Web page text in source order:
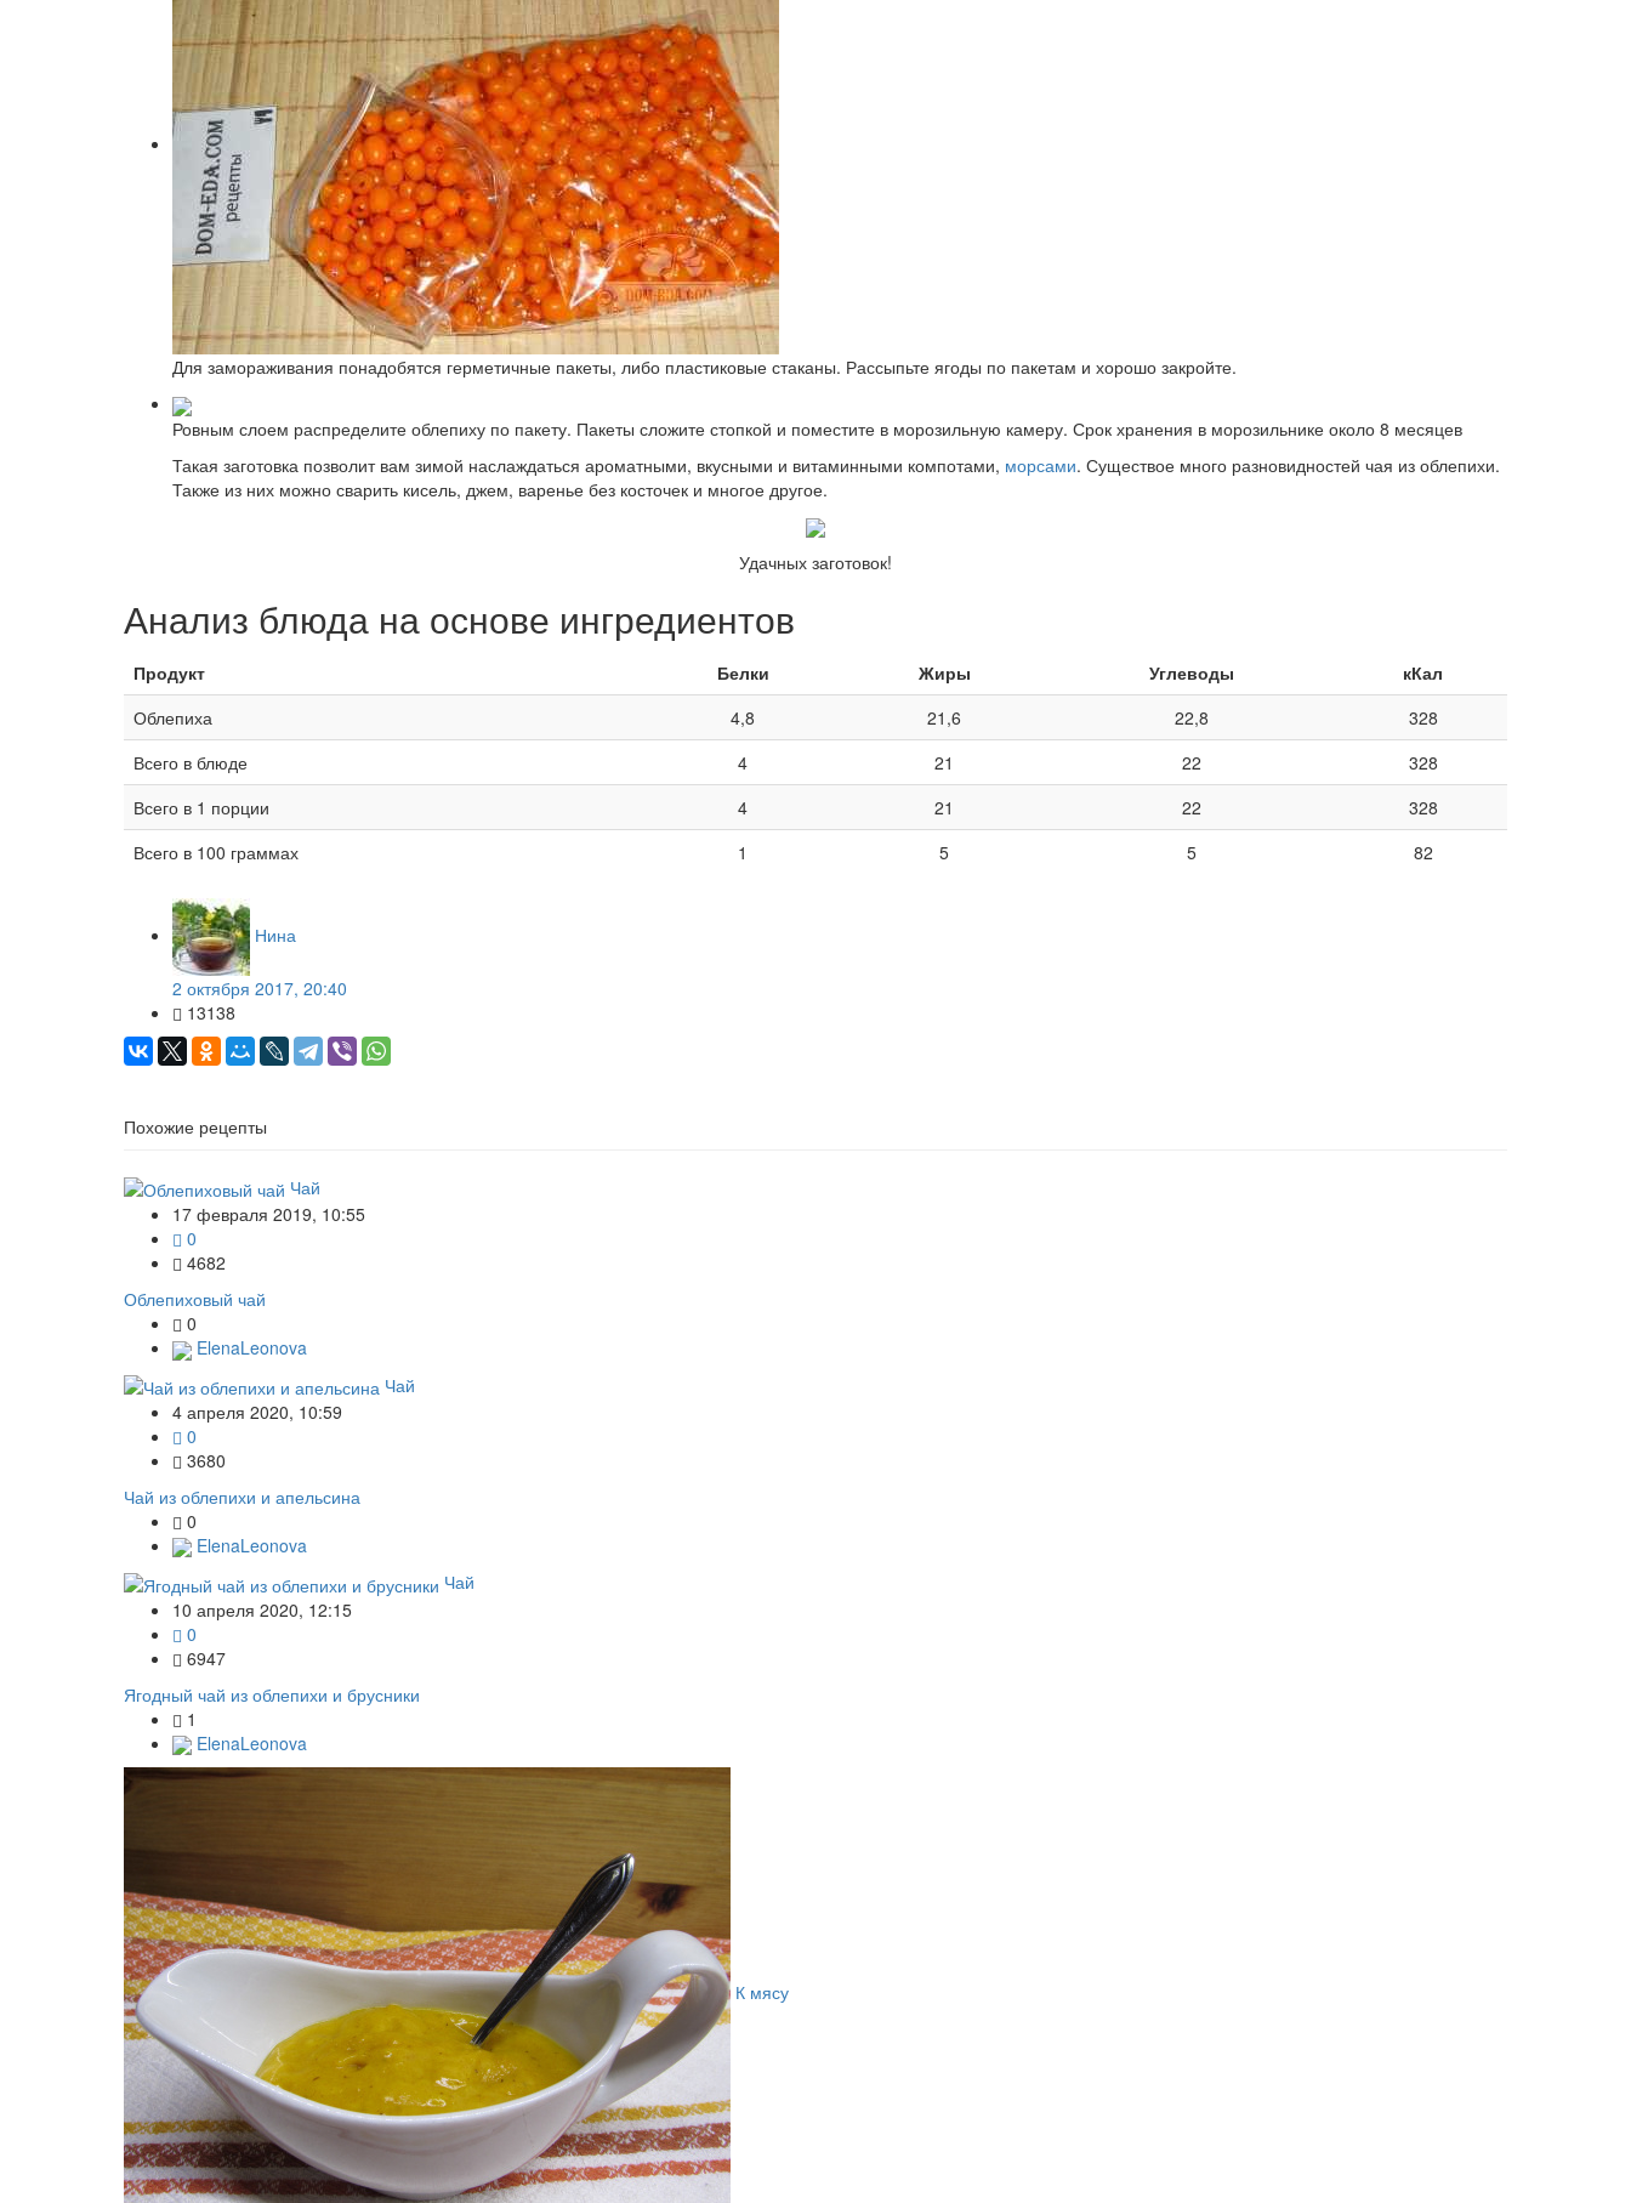
Для замораживания понадобятся герметичные пакеты, либо пластиковые стаканы. Рассыпьте ягоды по пакетам и хорошо закройте.
Ровным слоем распределите облепиху по пакету. Пакеты сложите стопкой и поместите в морозильную камеру. Срок хранения в морозильнике около 8 месяцев
Такая заготовка позволит вам зимой наслаждаться ароматными, вкусными и витаминными компотами, морсами. Существое много разновидностей чая из облепихи.
Также из них можно сварить кисель, джем, варенье без косточек и многое другое.
Удачных заготовок!
Анализ блюда на основе ингредиентов
Продукт Белки Жиры Углеводы
кКал
Облепиха
4,8 21,6 22,8
328
Всего в блюде
4 21 22
328
Всего в 1 порции
4 21 22
328
Всего в 100 граммах
1 5 5 82
Нина
2 октября 2017, 20:40
13138
Похожие рецепты
Чай
17 февраля 2019, 10:55
0
4682
Облепиховый чай
0
ElenaLeonova
Чай
4 апреля 2020, 10:59
0
3680
Чай из облепихи и апельсина
0
ElenaLeonova
Чай
10 апреля 2020, 12:15
0
6947
Ягодный чай из облепихи и брусники
1
ElenaLeonova
К мясу